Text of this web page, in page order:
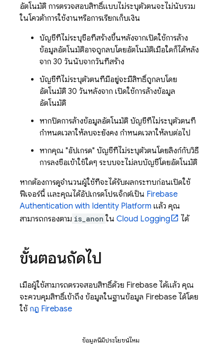
อัตโนมัติ การตรวจสอบสิทธิ์แบบไม่ระบุตัวตนจะไม่นับรวม
ในโควต้าการใช้งานหรือการเรียกเก็บเงิน
บัญชีที่ไม่ระบุชื่อที่สร้างขึ้นหลังจากเปิดใช้การล้าง
ข้อมูลอัตโนมัติอาจถูกลบโดยอัตโนมัติเมื่อใดก็ได้หลัง
จาก 30 วันนับจากวันที่สร้าง
บัญชีที่ไม่ระบุตัวตนที่มีอยู่จะมีสิทธิ์ถูกลบโดย
อัตโนมัติ 30 วันหลังจาก เปิดใช้การล้างข้อมูล
อัตโนมัติ
หากปิดการล้างข้อมูลอัตโนมัติ บัญชีที่ไม่ระบุตัวตนที่
กำหนดเวลาให้ลบจะยังคง กำหนดเวลาให้ลบต่อไป
หากคุณ "อัปเกรด" บัญชีที่ไม่ระบุตัวตนโดยลิงก์กับวิธี
การลงชื่อเข้าใช้ใดๆ ระบบจะไม่ลบบัญชีโดยอัตโนมัติ
หากต้องการดูจำนวนผู้ใช้ที่จะได้รับผลกระทบก่อนเปิดใช้
ฟีเจอร์นี้ และคุณได้อัปเกรดโปรเจ็กต์เป็น Firebase
Authentication with Identity Platform แล้ว คุณ
สามารถกรองตาม is_anon ใน Cloud Logging ได้
ขั้นตอนถัดไป
เมื่อผู้ใช้สามารถตรวจสอบสิทธิ์ด้วย Firebase ได้แล้ว คุณ
จะควบคุมสิทธิ์เข้าถึง ข้อมูลในฐานข้อมูล Firebase ได้โดย
ใช้ กฎ Firebase
ข้อมูลนี้มีประโยชน์ไหม